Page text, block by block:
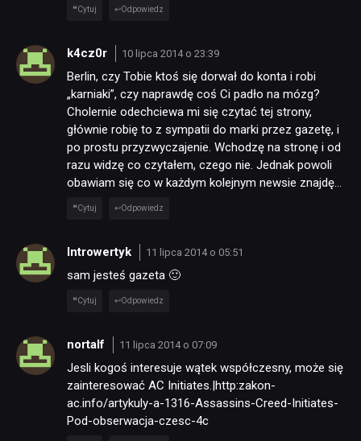
Cytuj Odpowiedz
k4cz0r 10 lipca 2014 o 23:39
Berlin, czy Tobie ktoś się dorwał do konta i robi
„karniaki”, czy naprawdę coś Ci padło na mózg?
Cholernie odechciewa mi się czytać tej strony,
głównie robię to z sympatii do marki przez gazetę, i
po prostu przyzwyczajenie. Wchodzę na stronę i od
razu widzę co czytałem, czego nie. Jednak powoli
obawiam się co w każdym kolejnym newsie znajdę…
Cytuj Odpowiedz
Introwertyk 11 lipca 2014 o 05:51
sam jesteś gazeta 🙂
Cytuj Odpowiedz
nortalf 11 lipca 2014 o 07:09
Jesli kogoś interesuje wątek współczesny, może się
zainteresować AC Initiates.|http:zakon-
ac.info/artykuly-a-1316-Assassins-Creed-Initiates-
Pod-obserwacja-czesc-4c